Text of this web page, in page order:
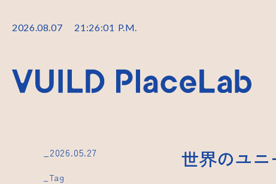
2026.08.07 21 :26:01 P.M.
_2026.05.27
_Tag
世界のユニ